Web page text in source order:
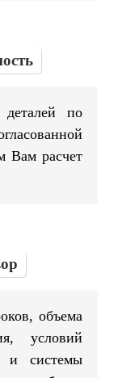
по
Вам расчет
объема
условий
и системы